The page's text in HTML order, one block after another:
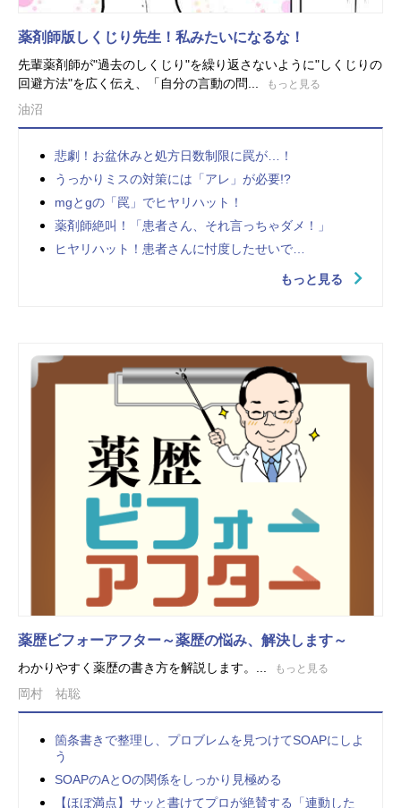
薬剤師版しくじり先生！私みたいになるな！
先輩薬剤師が"過去のしくじり"を繰り返さないように"しくじりの
回避方法"を広く伝え、「自分の言動の問...
もっと見る
油沼
悲劇！お盆休みと処方日数制限に罠が…！
うっかりミスの対策には「アレ」が必要!?
mgとgの「罠」でヒヤリハット！
薬剤師絶叫！「患者さん、それ言っちゃダメ！」
ヒヤリハット！患者さんに忖度したせいで…
もっと見る
薬歴ビフォーアフター～薬歴の悩み、解決します～
わかりやすく薬歴の書き方を解説します。... もっと見る
岡村 祐聡
箇条書きで整理し、プロブレムを見つけてSOAPにしよ
う
SOAPのAとOの関係をしっかり見極める
【ほぼ満点】サッと書けてプロが絶賛する「連動した